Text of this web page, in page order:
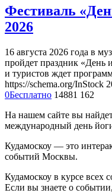
Фестиваль
2026
16 августа 2026 года в
пройдет праздник
и туристов ждет
https://schema.org/InStock
0Бесплатно 14881 162
На нашем сайте вы
международный день
Кудамоскоу — это
событий Москвы.
Кудамоскоу в курсе всех
Если вы знаете о